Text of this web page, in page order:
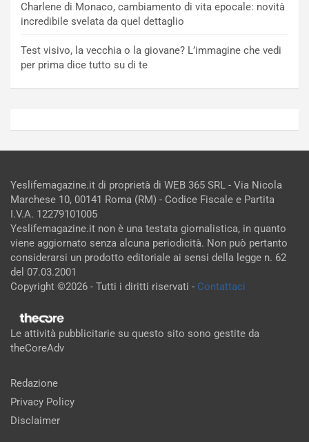
Charlene di Monaco, cambiamento di vita epocale: novità
incredibile svelata da quel dettaglio
Test visivo, la vecchia o la giovane? L’immagine che vedi
per prima dice tutto su di te
Yeslifemagazine.it di proprietà di WEB 365 SRL - Via Nicola
Marchese 10, 00141 Roma (RM) - Codice Fiscale e Partita
I.V.A. 12279101005
Yeslifemagazine.it non è una testata giornalistica, in quanto
viene aggiornato senza alcuna periodicità. Non può pertanto
considerarsi un prodotto editoriale ai sensi della legge n. 62
del 07.03.2001
Copyright ©2026 - Tutti i diritti riservati - Contattaci
Le attività pubblicitarie su questo sito sono gestite da
theCoreAdv
Redazione
Privacy Policy
Disclaimer